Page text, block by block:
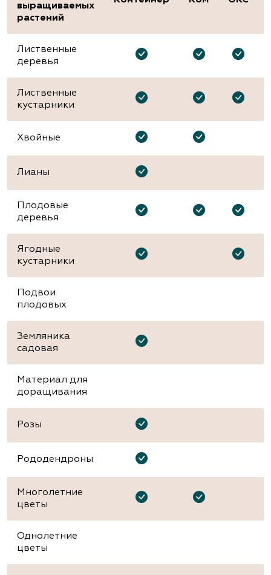
выращиваемых
растений
Лиственные
деревья
Лиственные
кустарники
Хвойные
Лианы
Плодовые
деревья
Ягодные
кустарники
Подвои
плодовых
Земляника
садовая
Материал для
доращивания
Розы
Рододендроны
Многолетние
цветы
Однолетние
цветы